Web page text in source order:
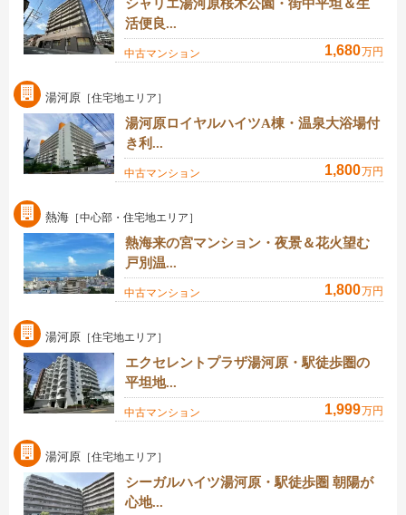
シャリエ湯河原桜木公園・街中平坦＆生
活便良...
中古マンション 1,680万円
湯河原 ［住宅地エリア］
湯河原ロイヤルハイツA棟・温泉大浴場付
き利...
中古マンション 1,800万円
熱海 ［中心部・住宅地エリア］
熱海来の宮マンション・夜景＆花火望む
戸別温...
中古マンション 1,800万円
湯河原 ［住宅地エリア］
エクセレントプラザ湯河原・駅徒歩圏の
平坦地...
中古マンション 1,999万円
湯河原 ［住宅地エリア］
シーガルハイツ湯河原・駅徒歩圏 朝陽が
心地...